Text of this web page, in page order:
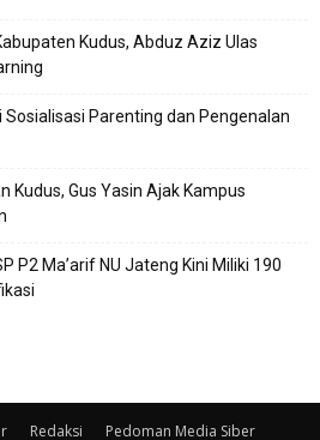
Kudus, Abduz Aziz Ulas
Sosialisasi Parenting dan Pengenalan
Kudus, Gus Yasin Ajak Kampus
P2 Ma’arif NU Jateng Kini Miliki 190
Redaksi Pedoman Media Siber